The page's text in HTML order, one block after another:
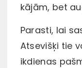
kājām, bet
Parasti, lai
Atsevišķi tie
ikdienas